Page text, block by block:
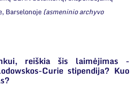
Barselonoje(asmeninio archyvo
reiškia šis laimėjimas -
Curie stipendija? Kuo